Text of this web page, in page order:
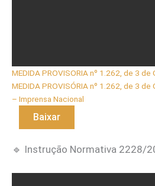
MEDIDA PROVISORIA nº 1.262, de 3
MEDIDA PROVISÓRIA nº 1.262, de 3
– Imprensa Nacional
Baixar
🔹 Instrução Normativa 2228/